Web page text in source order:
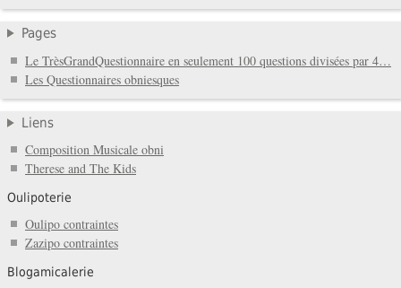
Pages
Le TrèsGrandQuestionnaire en seulement 100 questions divisées par 4…
Les Questionnaires obniesques
Liens
Composition Musicale obni
Therese and The Kids
Oulipoterie
Oulipo contraintes
Zazipo contraintes
Blogamicalerie